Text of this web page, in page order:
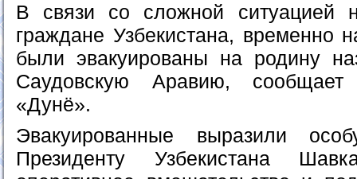
В связи со сложной ситуацией
граждане Узбекистана, временно
были эвакуированы на родину
Саудовскую Аравию,
«Дунё».
Эвакуированные выразили
Президенту Узбекистана